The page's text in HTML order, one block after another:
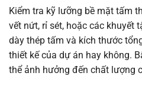
Kiểm tra kỹ lưỡng bề mặt tấm
vết nứt, rỉ sét, hoặc các khuyết
dày thép tấm và kích thước
thiết kế của dự án hay không.
thể ảnh hưởng đến chất lượng